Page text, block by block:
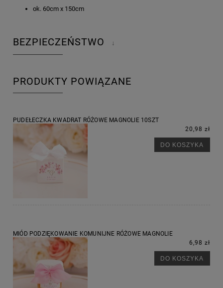
ok. 60cm x 150cm
BEZPIECZEŃSTWO ↓
PRODUKTY POWIĄZANE
PUDEŁECZKA KWADRAT RÓŻOWE MAGNOLIE 10SZT
20,98 zł
DO KOSZYKA
MIÓD PODZIĘKOWANIE KOMUNIJNE RÓŻOWE MAGNOLIE
6,98 zł
DO KOSZYKA